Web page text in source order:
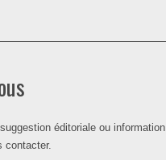
éditoriale ou information
contacter.